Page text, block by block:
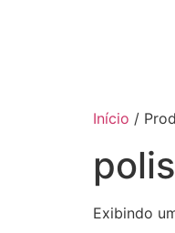
Início /
Exibindo